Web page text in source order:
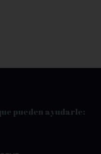
pueden ayudarle: